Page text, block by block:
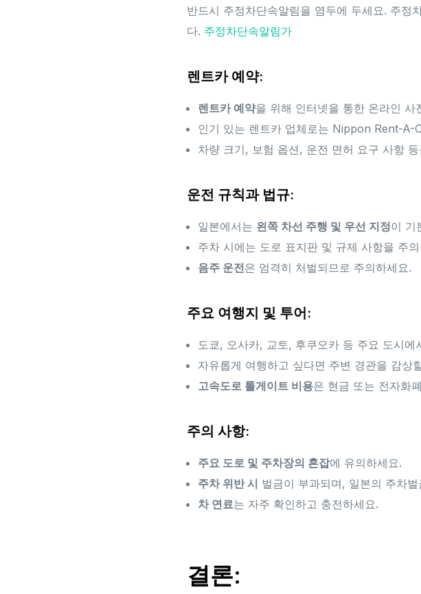
반드시 주정차단속알림을 염두에 두세요. 주정
다. 주정차단속알림가
렌트카 예약:
렌트카 예약을 위해 인터넷을 통한 온라인 사
인기 있는 렌트카 업체로는 Nippon Rent-
차량 크기, 보험 옵션, 운전 면허 요구 사항
운전 규칙과 법규:
일본에서는 왼쪽 차선 주행 및 우선 지정이 기
주차 시에는 도로 표지판 및 규제 사항을 주
음주 운전은 엄격히 처벌되므로 주의하세요.
주요 여행지 및 투어:
도쿄, 오사카, 교토, 후쿠오카 등 주요 도시에
자유롭게 여행하고 싶다면 주변 경관을 감상
고속도로 톨게이트 비용은 현금 또는 전자화
주의 사항:
주요 도로 및 주차장의 혼잡에 유의하세요.
주차 위반 시 벌금이 부과되며, 일본의 주차
차 연료는 자주 확인하고 충전하세요.
결론: